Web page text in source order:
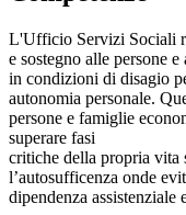
L'Ufficio Servizi Sociali
e sostegno alle persone
in condizioni di disagio
autonomia personale.
persone e famiglie
superare fasi
critiche della propria vita
l’autosufficenza onde
dipendenza assistenziale